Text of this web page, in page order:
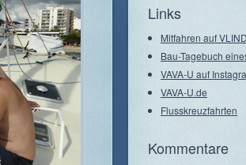
Links
Mitfahren auf
Bau-Tagebuch
VAVA-U auf
VAVA-U.de
Flusskreuzfahrten
Kommentare